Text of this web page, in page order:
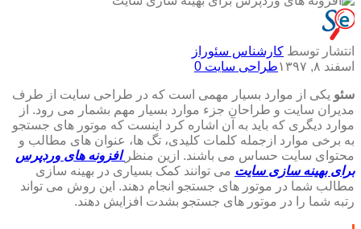
انتشار توسط کارشناس سئوراز
اسفند ۸, ۱۳۹۷
طراحی سایت
سئو یکی از موارد بسیار مهمی است که در طراحی سایت از طرف
مدیران سایت و طراحان جزء موارد بسیار مهم بشمار می رود. از
موارد دیگری که باید به آن اشاره کرد اینست که موتور های جستجو
به برخی موارد ازجمله کلمات کلیدی، تگ ها، عنوان های مطالب و
محتوای سایت حساس می باشند. ازین منظر افزونه های وردپرس
برای بهینه سازی سایت می توانند کمک بسیاری در بهینه سازی
مطالب شما در موتور های جستجو انجام دهند. این روش می تواند
رتبه شما را در موتور های جستجو بشدت افزایش دهند.